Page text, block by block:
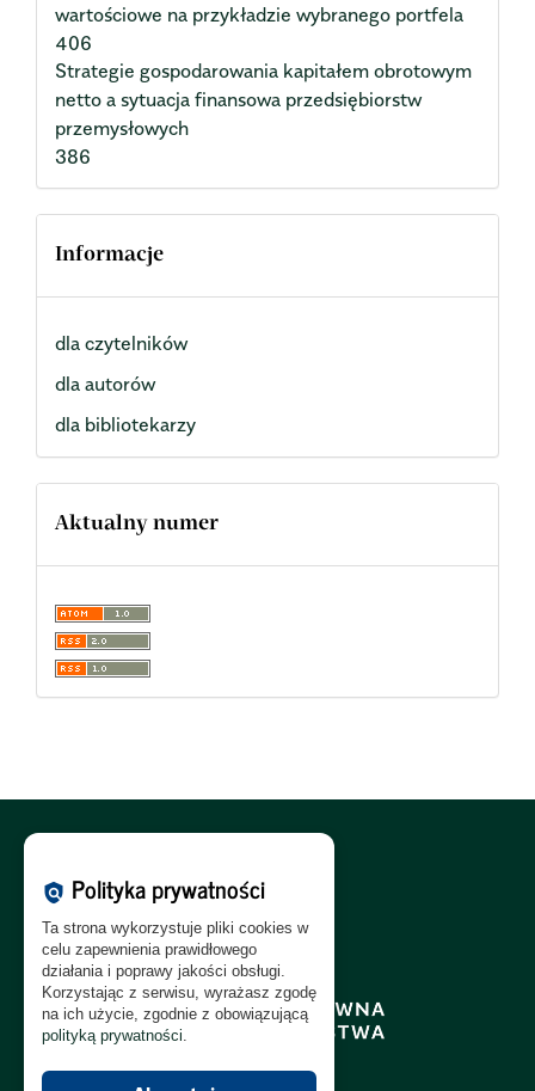
wartościowe na przykładzie wybranego portfela
406
Strategie gospodarowania kapitałem obrotowym
netto a sytuacja finansowa przedsiębiorstw
przemysłowych
386
Informacje
dla czytelników
dla autorów
dla bibliotekarzy
Aktualny numer
Polityka Prywatności:PL
Polityka RODO:PL|EN
policy Polityka prywatności
Ta strona wykorzystuje pliki cookies w
celu zapewnienia prawidłowego
działania i poprawy jakości obsługi.
Korzystając z serwisu, wyrażasz zgodę
na ich użycie, zgodnie z obowiązującą
polityką prywatności